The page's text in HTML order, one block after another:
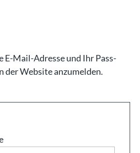
E-Mail-Adresse und Ihr Pass­
der Web­site an­zu­mel­den.